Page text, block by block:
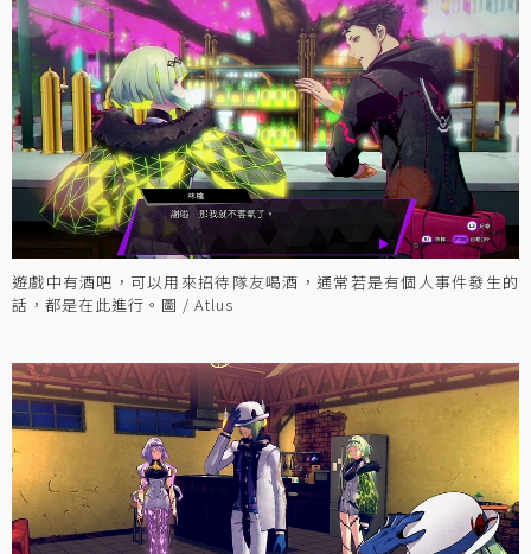
遊戲中有酒吧，可以用來招待隊友喝酒，通常若是有個人事件發生的
話，都是在此進行。圖 / Atlus